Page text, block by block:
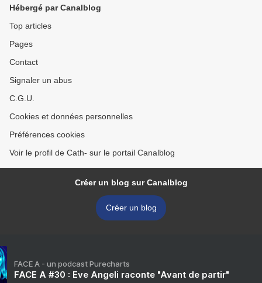
Hébergé par Canalblog
Top articles
Pages
Contact
Signaler un abus
C.G.U.
Cookies et données personnelles
Préférences cookies
Voir le profil de Cath- sur le portail Canalblog
Créer un blog sur Canalblog
Créer un blog
FACE A - un podcast Purecharts
FACE A #30 : Eve Angeli raconte "Avant de partir"